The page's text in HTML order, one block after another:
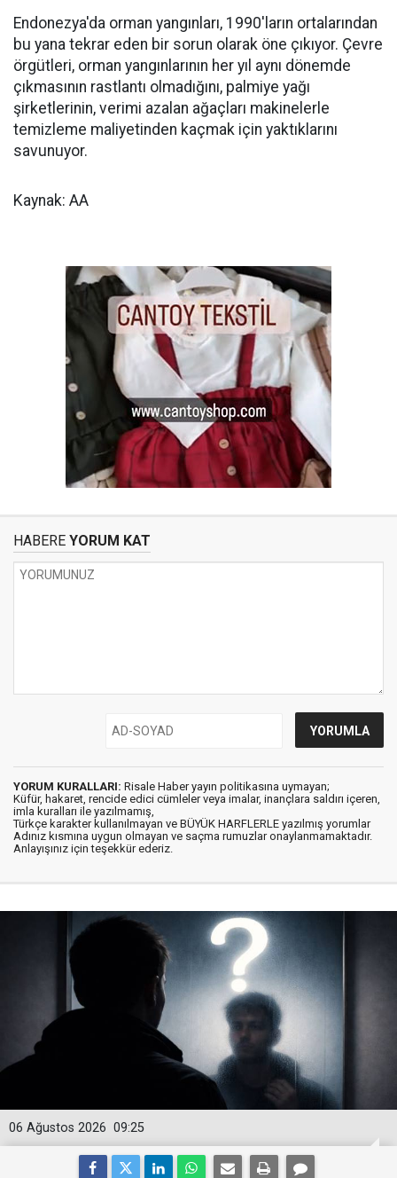
Endonezya'da orman yangınları, 1990'ların ortalarından
bu yana tekrar eden bir sorun olarak öne çıkıyor. Çevre
örgütleri, orman yangınlarının her yıl aynı dönemde
çıkmasının rastlantı olmadığını, palmiye yağı
şirketlerinin, verimi azalan ağaçları makinelerle
temizleme maliyetinden kaçmak için yaktıklarını
savunuyor.
Kaynak: AA
HABERE YORUM KAT
YORUM KURALLARI: Risale Haber yayın politikasına uymayan;
Küfür, hakaret, rencide edici cümleler veya imalar, inançlara saldırı içeren,
imla kuralları ile yazılmamış,
Türkçe karakter kullanılmayan ve BÜYÜK HARFLERLE yazılmış yorumlar
Adınız kısmına uygun olmayan ve saçma rumuzlar onaylanmamaktadır.
Anlayışınız için teşekkür ederiz.
09:25
06 Ağustos 2026